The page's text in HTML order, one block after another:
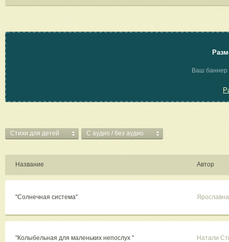
Ваш баннер
Стихи для детей C аудио / без аудио
Название Автор
"Солнечная система" Ярославна
"Колыбельная для маленьких непослух " Натали